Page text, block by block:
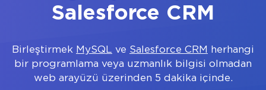
Salesforce CRM
Birleştirmek MySQL ve Salesforce CRM
herhangi
bir programlama veya uzmanlık bilgisi olmadan
web arayüzü üzerinden 5 dakika içinde.